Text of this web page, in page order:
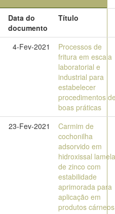
Data do
documento
Título
4-Fev-2021
Processos de
fritura em escala
laboratorial e
industrial para
estabelecer
procedimentos
boas práticas
23-Fev-2021
Carmim de
cochonilha
adsorvido em
hidroxissal
de zinco com
estabilidade
aprimorada para
aplicação em
produtos cárneos